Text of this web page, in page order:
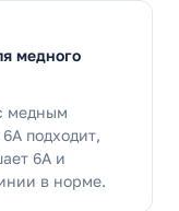
медного
медным
подходит,
6А и
в норме.